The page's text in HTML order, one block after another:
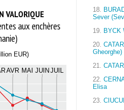
VALORIQUE
aux enchères
EUR)
AVR MAI JUIN JUIL
18.
Sever
19. BYCK
20.
Gheorghe)
21.
22.
Elisa
23.